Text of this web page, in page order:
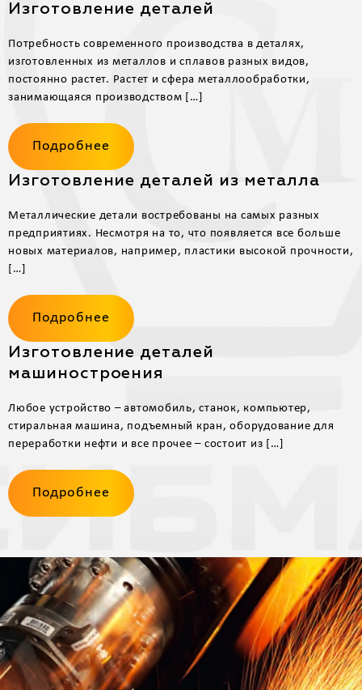
Изготовление деталей
Потребность современного производства в деталях,
изготовленных из металлов и сплавов разных видов,
постоянно растет. Растет и сфера металлообработки,
занимающаяся производством […]
Подробнее
Изготовление деталей из металла
Металлические детали востребованы на самых разных
предприятиях. Несмотря на то, что появляется все больше
новых материалов, например, пластики высокой прочности,
[…]
Подробнее
Изготовление деталей
машиностроения
Любое устройство – автомобиль, станок, компьютер,
стиральная машина, подъемный кран, оборудование для
переработки нефти и все прочее – состоит из […]
Подробнее